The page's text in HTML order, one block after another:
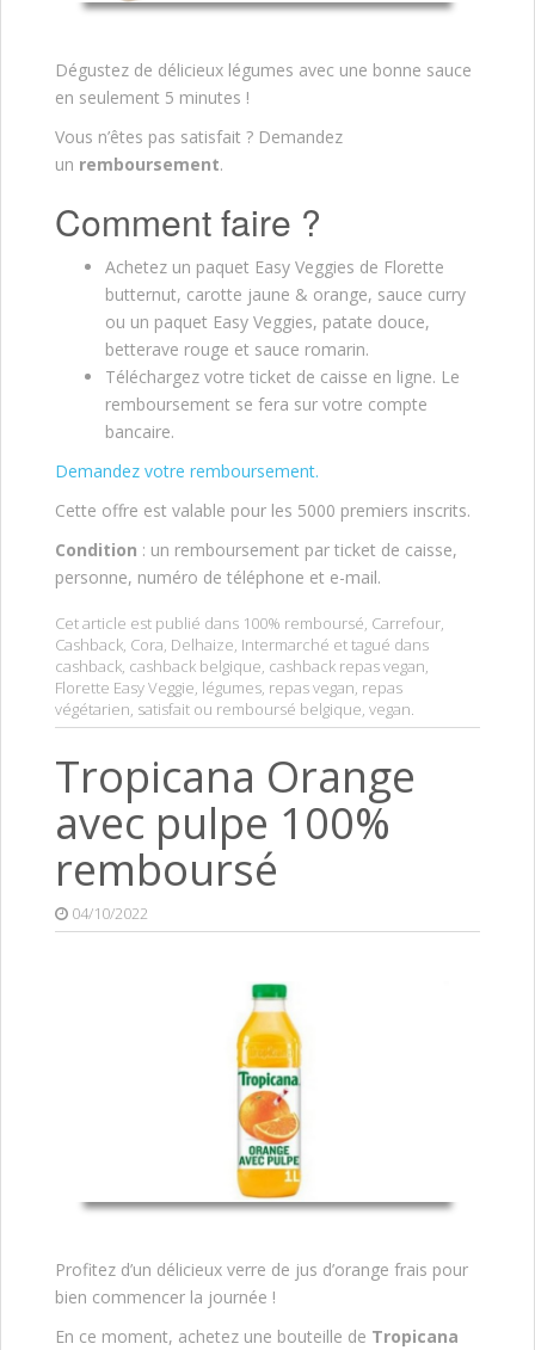
Dégustez de délicieux légumes avec une bonne sauce
en seulement 5 minutes !
Vous n’êtes pas satisfait ? Demandez
un remboursement.
Comment faire ?
Achetez un paquet Easy Veggies de Florette
butternut, carotte jaune & orange, sauce curry
ou un paquet Easy Veggies, patate douce,
betterave rouge et sauce romarin.
Téléchargez votre ticket de caisse en ligne. Le
remboursement se fera sur votre compte
bancaire.
Demandez votre remboursement.
Cette offre est valable pour les 5000 premiers inscrits.
Condition : un remboursement par ticket de caisse,
personne, numéro de téléphone et e-mail.
Cet article est publié dans 100% remboursé, Carrefour,
Cashback, Cora, Delhaize, Intermarché et tagué dans
cashback, cashback belgique, cashback repas vegan,
Florette Easy Veggie, légumes, repas vegan, repas
végétarien, satisfait ou remboursé belgique, vegan.
Tropicana Orange
avec pulpe 100%
remboursé
04/10/2022
Profitez d’un délicieux verre de jus d’orange frais pour
bien commencer la journée !
En ce moment, achetez une bouteille de Tropicana